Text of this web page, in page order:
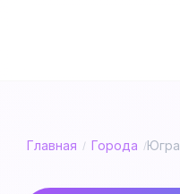
Главная / Города /Югра